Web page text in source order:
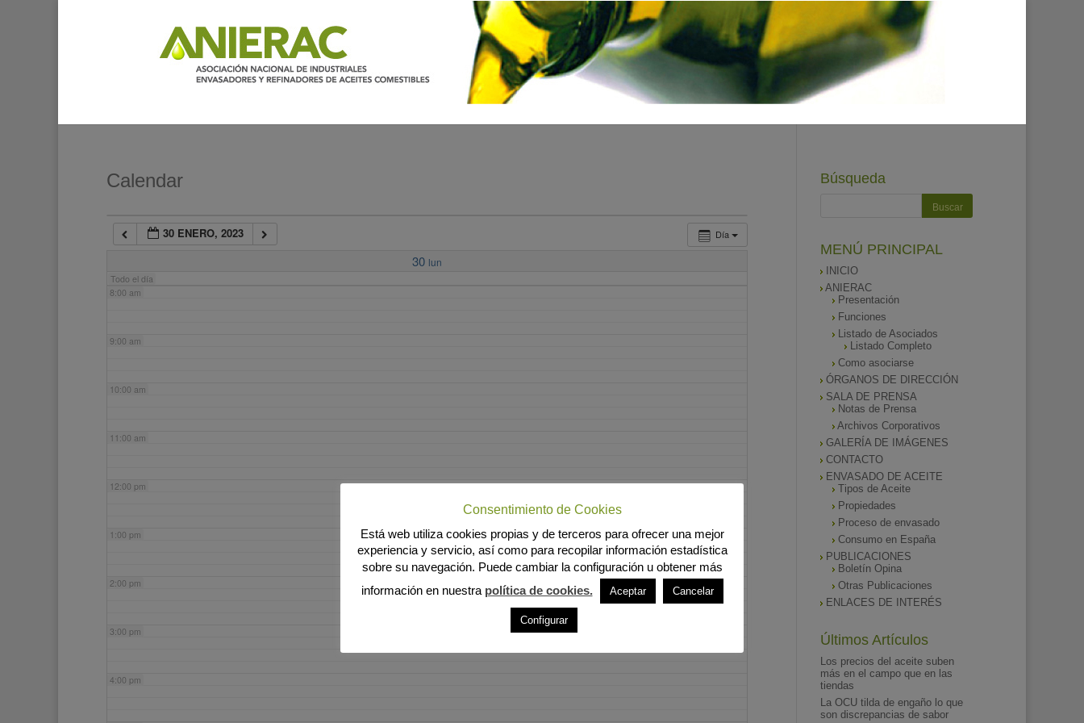
Calendar
Día
30 ENERO, 2023
30 lun
Todo el día
7:00 am
8:00 am
9:00 am
10:00 am
11:00 am
12:00 pm
1:00 pm
2:00 pm
3:00 pm
4:00 pm
Búsqueda
MENÚ PRINCIPAL
INICIO
ANIERAC
Presentación
Funciones
Listado de Asociados
Listado Completo
Como asociarse
ÓRGANOS DE DIRECCIÓN
SALA DE PRENSA
Notas de Prensa
Archivos Corporativos
GALERÍA DE IMÁGENES
CONTACTO
ENVASADO DE ACEITE
Tipos de Aceite
Propiedades
Proceso de envasado
Consumo en España
PUBLICACIONES
Boletín Opina
Otras Publicaciones
ENLACES DE INTERÉS
Últimos Artículos
Los precios del aceite suben
más en el campo que en las
tiendas
La OCU tilda de engaño lo que
son discrepancias de sabor
Consentimiento de Cookies
Está web utiliza cookies propias y de terceros para ofrecer una mejor
experiencia y servicio, así como para recopilar información estadística
sobre su navegación. Puede cambiar la configuración u obtener más
información en nuestra política de cookies. Aceptar Cancelar
Configurar